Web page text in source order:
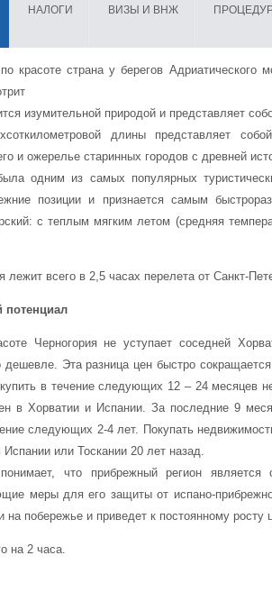
НАЛОГИ ВИЗЫ И ВНЖ
красоте страна у берегов
изумительной природой и представляет
длины представляет
и ожерелье старинных городов с древней
одним из самых популярных
позиции и признается самым
с теплым мягким летом (средняя
лежит всего в 2,5 часах перелета от Санкт-
Черногория не уступает соседней
дешевле. Эта разница цен быстро
в течение следующих 12 – 24 месяцев
в Хорватии и Испании. За последние 9
следующих 2-4 лет. Покупать
или Тоскании 20 лет назад.
понимает, что прибрежный регион
меры для его защиты от испано-
на побережье и приведет к постоянному
на 2 часа.